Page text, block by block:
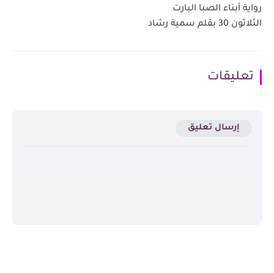
رواية أبناء الصبا البارت
الثلاثون 30 بقلم سمية رشاد
تعليقات
إرسال تعليق